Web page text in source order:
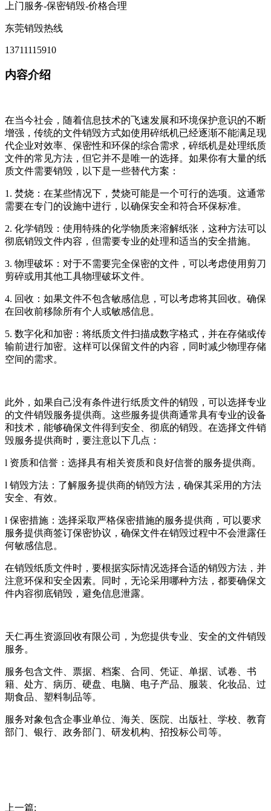
上门服务-保密销毁-价格合理
东莞销毁热线
13711115910
内容介绍
在当今社会，随着信息技术的飞速发展和环境保护意识的不断
增强，传统的文件销毁方式如使用碎纸机已经逐渐不能满足现
代企业对效率、保密性和环保的综合需求，碎纸机是处理纸质
文件的常见方法，但它并不是唯一的选择。如果你有大量的纸
质文件需要销毁，以下是一些替代方案：
1. 焚烧：在某些情况下，焚烧可能是一个可行的选项。这通常
需要在专门的设施中进行，以确保安全和符合环保标准。
2. 化学销毁：使用特殊的化学物质来溶解纸张，这种方法可以
彻底销毁文件内容，但需要专业的处理和适当的安全措施。
3. 物理破坏：对于不需要完全保密的文件，可以考虑使用剪刀
剪碎或用其他工具物理破坏文件。
4. 回收：如果文件不包含敏感信息，可以考虑将其回收。确保
在回收前移除所有个人或敏感信息。
5. 数字化和加密：将纸质文件扫描成数字格式，并在存储或传
输前进行加密。这样可以保留文件的内容，同时减少物理存储
空间的需求。
此外，如果自己没有条件进行纸质文件的销毁，可以选择专业
的文件销毁服务提供商。这些服务提供商通常具有专业的设备
和技术，能够确保文件得到安全、彻底的销毁。在选择文件销
毁服务提供商时，要注意以下几点：
l 资质和信誉：选择具有相关资质和良好信誉的服务提供商。
l 销毁方法：了解服务提供商的销毁方法，确保其采用的方法
安全、有效。
l 保密措施：选择采取严格保密措施的服务提供商，可以要求
服务提供商签订保密协议，确保文件在销毁过程中不会泄露任
何敏感信息。
在销毁纸质文件时，要根据实际情况选择合适的销毁方法，并
注意环保和安全因素。同时，无论采用哪种方法，都要确保文
件内容彻底销毁，避免信息泄露。
天仁再生资源回收有限公司，为您提供专业、安全的文件销毁
服务。
服务包含文件、票据、档案、合同、凭证、单据、试卷、书
籍、处方、病历、硬盘、电脑、电子产品、服装、化妆品、过
期食品、塑料制品等。
服务对象包含企事业单位、海关、医院、出版社、学校、教育
部门、银行、政务部门、研发机构、招投标公司等。
上一篇: